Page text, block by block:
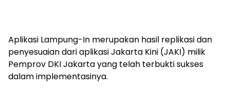
Aplikasi Lampung-In merupakan hasil replikasi dan
penyesuaian dari aplikasi Jakarta Kini (JAKI) milik
Pemprov DKI Jakarta yang telah terbukti sukses
dalam implementasinya.